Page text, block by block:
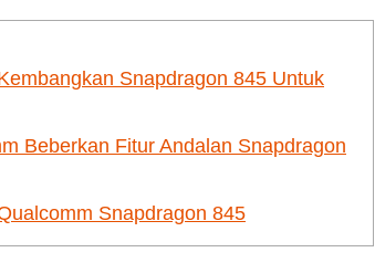
Snapdragon 845 Untuk
Beberkan Fitur Andalan Snapdragon
Snapdragon 845